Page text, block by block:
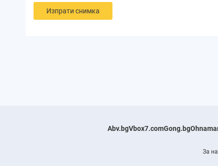
Изпрати снимка
Abv.bgVbox7.comGong.bg
За